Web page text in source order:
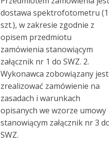
dostawa spektrofotometru (1
szt.), w zakresie zgodnie z
opisem przedmiotu
zamówienia stanowiącym
załącznik nr 1 do SWZ. 2.
Wykonawca zobowiązany jest
zrealizować zamówienie na
zasadach i warunkach
opisanych we wzorze umowy
stanowiącym załącznik nr 3
SWZ.